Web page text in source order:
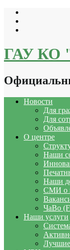
Перейти
содержимому
ГАУ КО
Новости
Для
Для
О центре
Наши
Наши
СМИ о
ЧаВо
Наши услуги